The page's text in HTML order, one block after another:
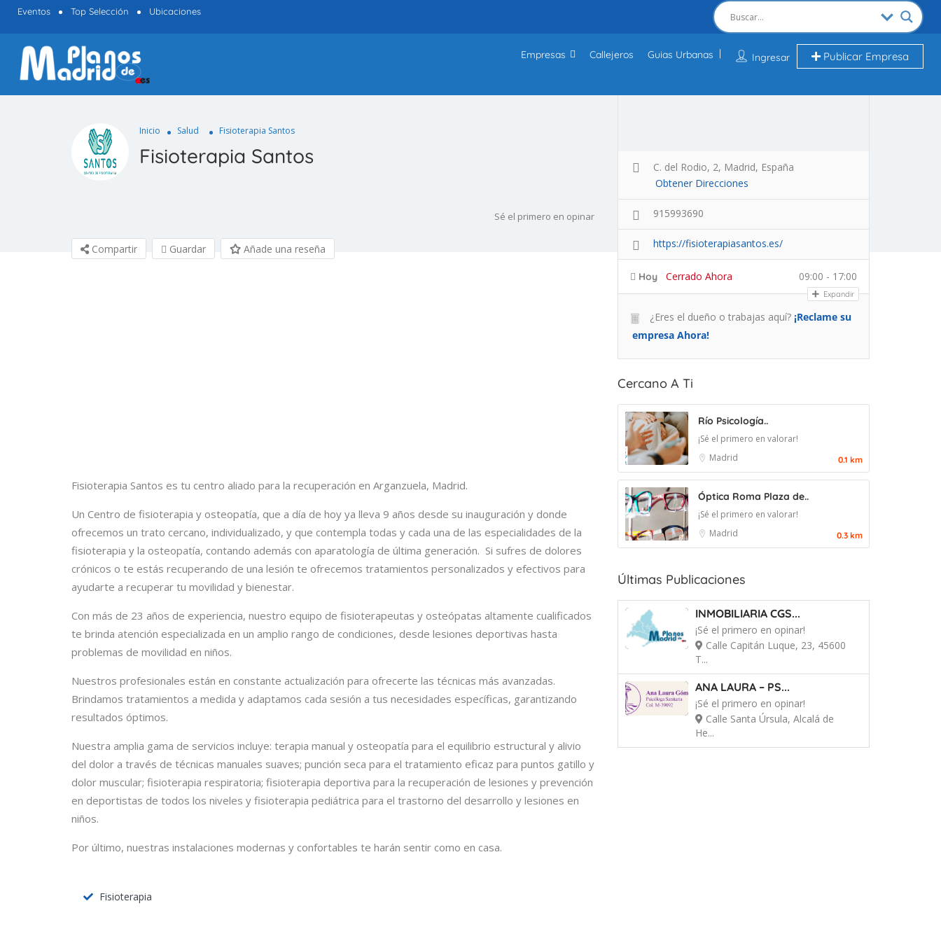
Eventos Top Selección Ubicaciones
Ingresar Publicar Empresa
Empresas Callejeros Guias Urbanas
Inicio Salud Fisioterapia Santos
Fisioterapia Santos
Sé el primero en opinar
Compartir Guardar Añade una reseña
Fisioterapia Santos es tu centro aliado para la recuperación en Arganzuela, Madrid.
Un Centro de fisioterapia y osteopatía, que a día de hoy ya lleva 9 años desde su inauguración y donde
ofrecemos un trato cercano, individualizado, y que contempla todas y cada una de las especialidades de la
fisioterapia y la osteopatía, contando además con aparatología de última generación. Si sufres de dolores
crónicos o te estás recuperando de una lesión te ofrecemos tratamientos personalizados y efectivos para
ayudarte a recuperar tu movilidad y bienestar.
Con más de 23 años de experiencia, nuestro equipo de fisioterapeutas y osteópatas altamente cualificados
te brinda atención especializada en un amplio rango de condiciones, desde lesiones deportivas hasta
problemas de movilidad en niños.
Nuestros profesionales están en constante actualización para ofrecerte las técnicas más avanzadas.
Brindamos tratamientos a medida y adaptamos cada sesión a tus necesidades específicas, garantizando
resultados óptimos.
Nuestra amplia gama de servicios incluye: terapia manual y osteopatía para el equilibrio estructural y alivio
del dolor a través de técnicas manuales suaves; punción seca para el tratamiento eficaz para puntos gatillo y
dolor muscular; fisioterapia respiratoria; fisioterapia deportiva para la recuperación de lesiones y prevención
en deportistas de todos los niveles y fisioterapia pediátrica para el trastorno del desarrollo y lesiones en
niños.
Por último, nuestras instalaciones modernas y confortables te harán sentir como en casa.
Fisioterapia
C. del Rodio, 2, Madrid, España
Obtener Direcciones
915993690
https://fisioterapiasantos.es/
Hoy Cerrado Ahora 09:00 - 17:00
Expandir
¿Eres el dueño o trabajas aquí? ¡Reclame su
empresa Ahora!
Cercano A Ti
Río Psicología..
¡Sé el primero en valorar!
Madrid
0.1 km
Óptica Roma Plaza de..
¡Sé el primero en valorar!
Madrid
0.3 km
Últimas Publicaciones
INMOBILIARIA CGS...
¡Sé el primero en opinar!
Calle Capitán Luque, 23, 45600
T...
ANA LAURA – PS...
¡Sé el primero en opinar!
Calle Santa Úrsula, Alcalá de
He...